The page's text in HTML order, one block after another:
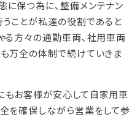
保つ為に、整備メンテナン
うことが私達の役割であると
る方々の通勤車両、社用車両
万全の体制で続けていきま
もお客様が安心して自家用車
を確保しながら営業をして参